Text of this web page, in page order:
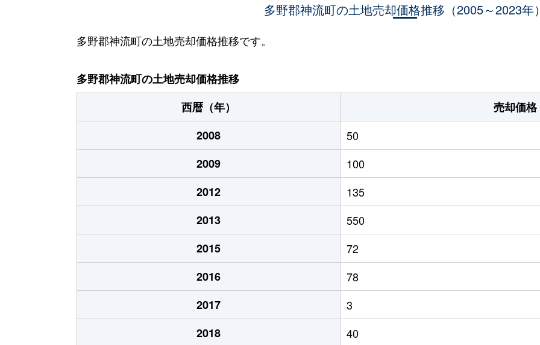
多野郡神流町の土地売却価格推移（2005～2023年
多野郡神流町の土地売却価格推移です。
多野郡神流町の土地売却価格推移
西暦（年）
売却価
2008
50
2009
100
2012
135
2013
550
2015
72
2016
78
2017
3
2018
40